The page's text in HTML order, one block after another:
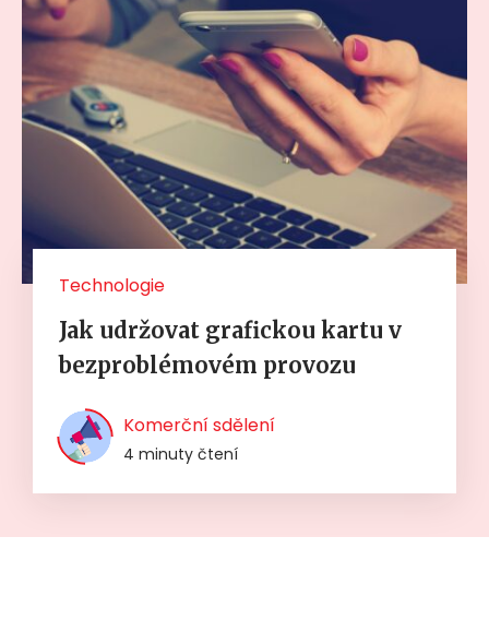
Technologie
Jak udržovat grafickou kartu v
bezproblémovém provozu
Komerční sdělení
4 minuty čtení